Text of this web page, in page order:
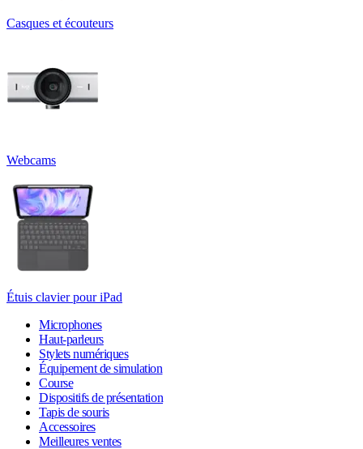
Casques et écouteurs
Webcams
Étuis clavier pour iPad
Microphones
Haut-parleurs
Stylets numériques
Équipement de simulation
Course
Dispositifs de présentation
Tapis de souris
Accessoires
Meilleures ventes